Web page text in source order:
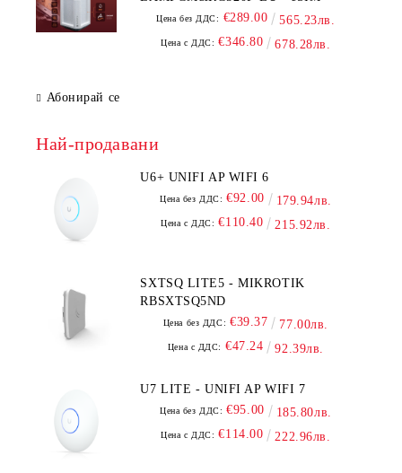
Цена без ДДС: €289.00 565.23лв.
Цена с ДДС: €346.80 678.28лв.
Абонирай се
Най-продавани
U6+ UNIFI AP WIFI 6
Цена без ДДС: €92.00 179.94лв.
Цена с ДДС: €110.40 215.92лв.
SXTSQ LITE5 - MIKROTIK
RBSXTSQ5ND
Цена без ДДС: €39.37 77.00лв.
Цена с ДДС: €47.24 92.39лв.
U7 LITE - UNIFI AP WIFI 7
Цена без ДДС: €95.00 185.80лв.
Цена с ДДС: €114.00 222.96лв.